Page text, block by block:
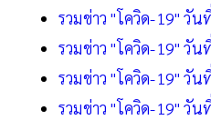
รวมข่าว "โควิด-19" วัน
รวมข่าว "โควิด-19" วัน
รวมข่าว "โควิด-19" วัน
รวมข่าว "โควิด-19" วัน